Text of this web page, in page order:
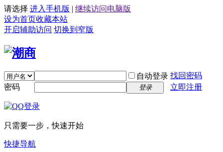
请选择 进入手机版 | 继续访问电脑版
设为首页收藏本站
开启辅助访问 切换到窄版
自动登录 找回密码
密码
登录 立即注册
只需要一步，快速开始
快捷导航